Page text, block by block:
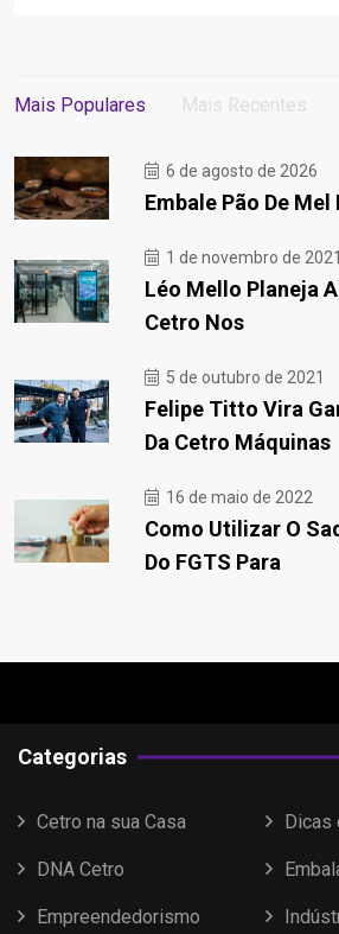
Mais Populares Mais Recentes
6 de agosto de 2026
Embale Pão De Mel
1 de novembro de 2021
Léo Mello Planeja
Cetro Nos
5 de outubro de 2021
Felipe Titto Vira
Da Cetro Máquinas
16 de maio de 2022
Como Utilizar O
Do FGTS Para
Categorias
Cetro na sua Casa Dicas
DNA Cetro
Empreendedorismo